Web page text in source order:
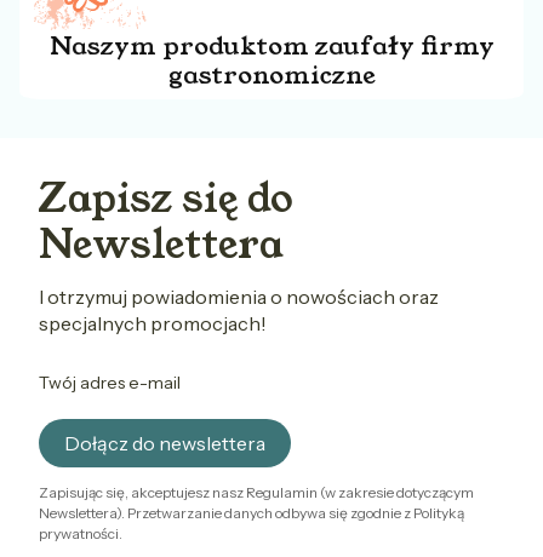
Naszym produktom zaufały firmy
gastronomiczne
Zapisz się do
Newslettera
I otrzymuj powiadomienia o nowościach oraz
specjalnych promocjach!
Twój adres e-mail
Dołącz do newslettera
Zapisując się, akceptujesz nasz Regulamin (w zakresie dotyczącym
Newslettera). Przetwarzanie danych odbywa się zgodnie z Polityką
prywatności.